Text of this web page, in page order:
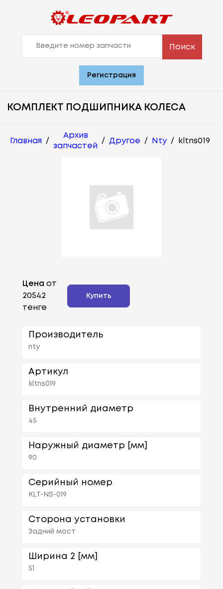
Поиск
Регистрация
КОМПЛЕКТ ПОДШИПНИКА КОЛЕСА
Главная /
Архив
запчастей
/ Другое / Nty / kltns019
Цена от
20542
тенге
Купить
Производитель
nty
Артикул
kltns019
Внутренний диаметр
45
Наружный диаметр [мм]
90
Серийный номер
KLT-NS-019
Сторона установки
Задний мост
Ширина 2 [мм]
51